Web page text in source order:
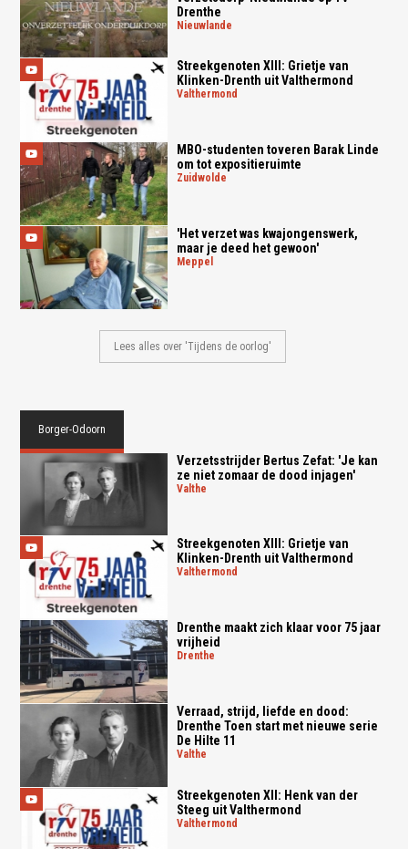
Drenthe
nieuwlande
Streekgenoten XIII: Grietje van
Klinken-Drenth uit Valthermond
valthermond
MBO-studenten toveren Barak Linde
om tot expositieruimte
zuidwolde
'Het verzet was kwajongenswerk,
maar je deed het gewoon'
meppel
Lees alles over 'Tijdens de oorlog'
Borger-Odoorn
Verzetsstrijder Bertus Zefat: 'Je kan
ze niet zomaar de dood injagen'
valthe
Streekgenoten XIII: Grietje van
Klinken-Drenth uit Valthermond
valthermond
Drenthe maakt zich klaar voor 75 jaar
vrijheid
drenthe
Verraad, strijd, liefde en dood:
Drenthe Toen start met nieuwe serie
De Hilte 11
valthe
Streekgenoten XII: Henk van der
Steeg uit Valthermond
valthermond